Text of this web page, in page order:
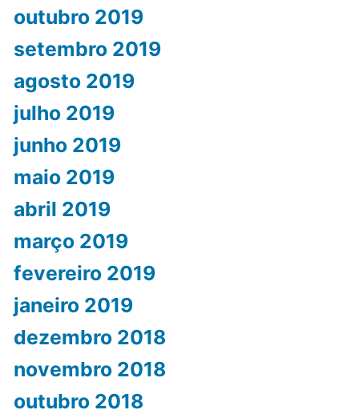
outubro 2019
setembro 2019
agosto 2019
julho 2019
junho 2019
maio 2019
abril 2019
março 2019
fevereiro 2019
janeiro 2019
dezembro 2018
novembro 2018
outubro 2018